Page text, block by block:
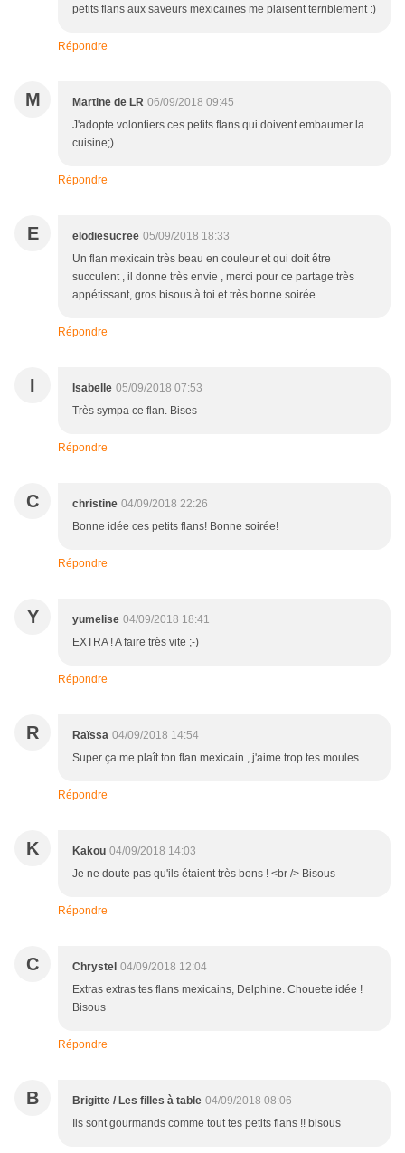
petits flans aux saveurs mexicaines me plaisent terriblement :)
Répondre
M Martine de LR 06/09/2018 09:45
J'adopte volontiers ces petits flans qui doivent embaumer la
cuisine;)
Répondre
E elodiesucree 05/09/2018 18:33
Un flan mexicain très beau en couleur et qui doit être
succulent , il donne très envie , merci pour ce partage très
appétissant, gros bisous à toi et très bonne soirée
Répondre
I Isabelle 05/09/2018 07:53
Très sympa ce flan. Bises
Répondre
C christine 04/09/2018 22:26
Bonne idée ces petits flans! Bonne soirée!
Répondre
Y yumelise 04/09/2018 18:41
EXTRA ! A faire très vite ;-)
Répondre
R Raïssa 04/09/2018 14:54
Super ça me plaît ton flan mexicain , j'aime trop tes moules
Répondre
K Kakou 04/09/2018 14:03
Je ne doute pas qu'ils étaient très bons ! <br /> Bisous
Répondre
C Chrystel 04/09/2018 12:04
Extras extras tes flans mexicains, Delphine. Chouette idée !
Bisous
Répondre
B Brigitte / Les filles à table 04/09/2018 08:06
Ils sont gourmands comme tout tes petits flans !! bisous